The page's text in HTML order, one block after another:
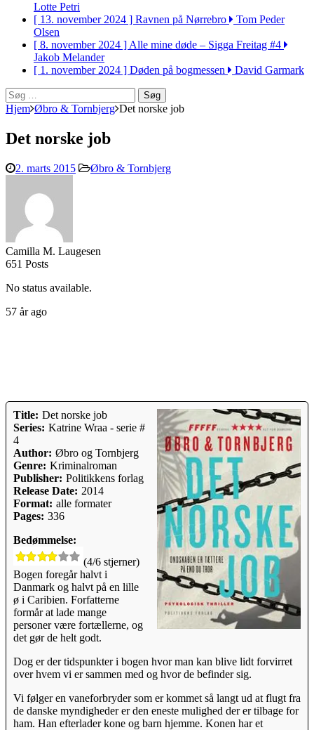
Lotte Petri
[ 13. november 2024 ] Ravnen på Nørrebro
Tom Peder
Olsen
[ 8. november 2024 ]Alle mine døde – Sigga Freitag #4
Jakob Melander
[ 1. november 2024 ] Døden på bogmessen
David Garmark
Søg
efter:
Hjem Øbro & Tornbjerg Det norske job
Det norske job
2. marts 2015 Øbro & Tornbjerg
Camilla M. Laugesen
651 Posts
No status available.
57 år ago
Title: Det norske job
Series: Katrine Wraa - serie #
4
Author: Øbro og Tornbjerg
Genre: Kriminalroman
Publisher: Politikkens forlag
Release Date: 2014
Format: alle formater
Pages: 336
Bedømmelse:
(4/6 stjerner)
Bogen foregår halvt i
Danmark og halvt på en lille
ø i Caribien. Forfatterne
formår at lade mange
personer være fortællerne, og
det gør de helt godt.
Dog er der tidspunkter i bogen hvor man kan blive lidt forvirret
over hvem vi er sammen med og hvor de befinder sig.
Vi følger en vaneforbryder som er kommet så langt ud at flugt fra
de danske myndigheder er den eneste mulighed der er tilbage for
ham. Han efterlader kone og barn hjemme. Konen har et